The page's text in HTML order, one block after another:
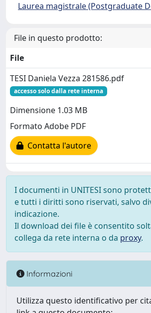
Laurea magistrale (Postgraduate
File in questo prodotto:
File
TESI Daniela Vezza 281586.pdf
accesso solo dalla rete interna
Dimensione 1.03 MB
Formato Adobe PDF
Contatta l'autore
I documenti in UNITESI sono
e tutti i diritti sono riservati, salvo
indicazione.
Il download dei file è consentito
collega da rete interna o da proxy.
Informazioni
Utilizza questo identificativo per